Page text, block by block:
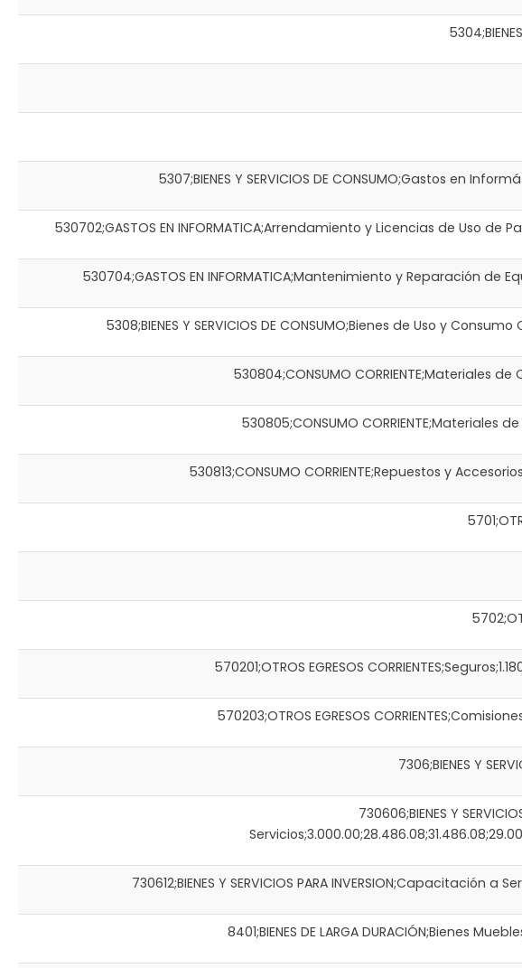
5307;BIENES Y SERVICIOS DE CONSUMO;Gastos en
530702;GASTOS EN INFORMATICA;Arrendamiento y Licencias de Uso de
530704;GASTOS EN INFORMATICA;Mantenimiento y Reparación de
5308;BIENES Y SERVICIOS DE CONSUMO;Bienes de Uso y
530804;CONSUMO CORRIENTE;Materiales
530805;CONSUMO CORRIENTE;Materiales
530813;CONSUMO CORRIENTE;Repuestos y
570201;OTROS EGRESOS
570203;OTROS EGRESOS
7306;BIENES Y
730606;BIENES Y
730612;BIENES Y SERVICIOS PARA INVERSION;Capacitación
8401;BIENES DE LARGA DURACIÓN;Bienes